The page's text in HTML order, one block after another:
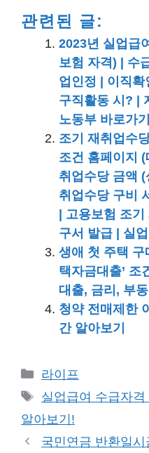
관련된 글:
2023년 실업급
보험 자격) | 수
업인정 | 이직확
구직활동 시? |
노동부 바로가기
조기 재취업수
조건 홈페이지
취업수당 금액
취업수당 구비
| 고용보험 조
구서 발급 | 실
생애 첫 주택 구
택자금대출’ 조
대출, 금리, 부
청약 전매제한
간 알아보기
카
테
리
라이프
태
그
실업급여 수급자격
알아보기!
국민연금 반환일